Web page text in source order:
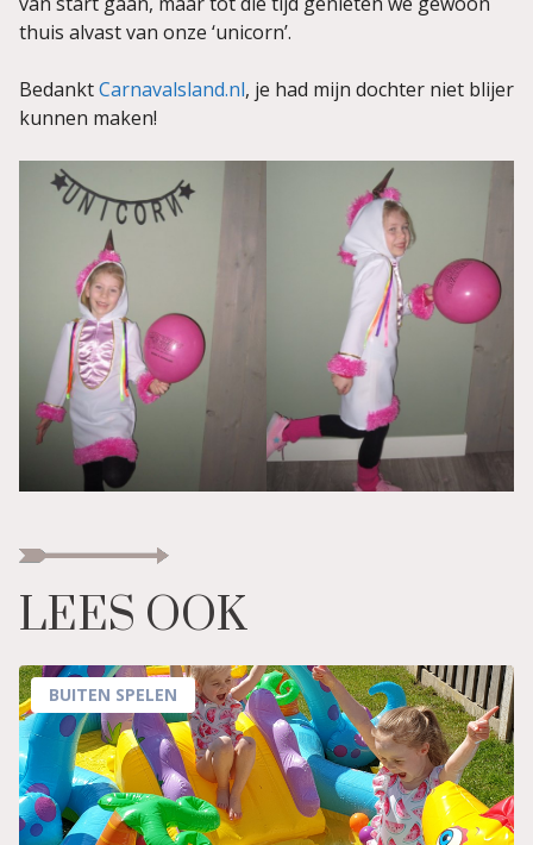
thuis alvast van onze ‘unicorn’.
BedanktCarnavalsland.nl, je had mijn dochter niet blijer
kunnen maken!
LEES OOK
BUITEN SPELEN